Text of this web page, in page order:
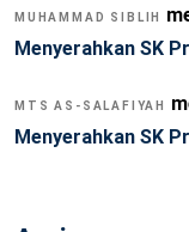
MUHAMMAD SIBLIH
Menyerahkan SK
MTS AS-SALAFIYAH
Menyerahkan SK